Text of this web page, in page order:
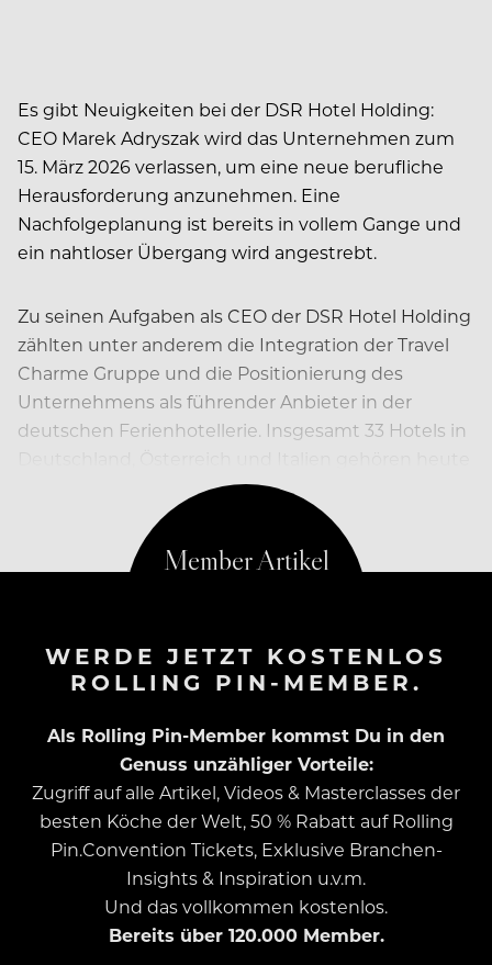
Es gibt Neuigkeiten bei der DSR Hotel Holding:
CEO Marek Adryszak wird das Unternehmen zum
15. März 2026 verlassen, um eine neue berufliche
Herausforderung anzunehmen. Eine
Nachfolgeplanung ist bereits in vollem Gange und
ein nahtloser Übergang wird angestrebt.
Zu seinen Aufgaben als CEO der DSR Hotel Holding
zählten unter anderem die Integration der Travel
Charme Gruppe und die Positionierung des
Unternehmens als führender Anbieter in der
deutschen Ferienhotellerie. Insgesamt 33 Hotels in
zur DSR Hotel Holding.
WERDE JETZT KOSTENLOS
ROLLING PIN-MEMBER.
Als Rolling Pin-Member kommst Du in den
Genuss unzähliger Vorteile:
Zugriff auf alle Artikel, Videos & Masterclasses der
besten Köche der Welt, 50 % Rabatt auf Rolling
Pin.Convention Tickets, Exklusive Branchen-
Insights & Inspiration u.v.m.
Und das vollkommen kostenlos.
Bereits über 120.000 Member.